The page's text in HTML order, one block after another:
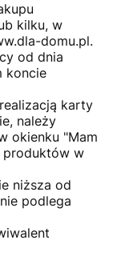
kilku, w
domu.pl.
od dnia
koncie
karty
należy
okienku "Mam
produktów w
niższa od
podlega